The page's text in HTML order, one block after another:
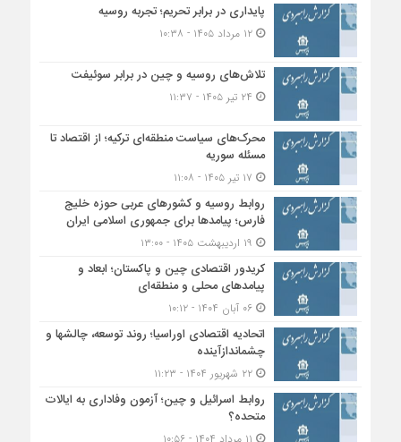
پایداری در برابر تحریم؛ تجربه روسیه
۱۲ مرداد ۱۴۰۵ - ۱۰:۳۸
تلاش‌های روسیه و چین در برابر سوئیفت
محرک‌های سیاست منطقه‌‎ای ترکیه؛ از اقتصاد تا
مسئله سوریه
روابط روسیه و کشورهای عربی حوزه خلیج
فارس؛ پیامدها برای جمهوری اسلامی ایران
کریدور اقتصادی چین و پاکستان؛ ابعاد و
پیامدهای محلی و منطقه‌ای
۰۶ آبان ۱۴۰۴ - ۱۰:۱۲
اتحادیه اقتصادی اوراسیا؛ روند توسعه، چالشها و
چشماندازآینده
۲۲ شهریور ۱۴۰۴ - ۱۱:۲۳
روابط اسرائیل و چین؛ آزمون وفاداری به ایالات
متحده؟